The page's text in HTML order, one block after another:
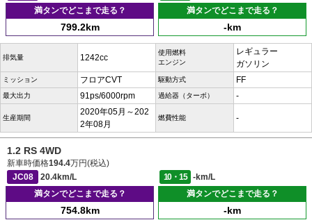
満タンでどこまで走る？
799.2km
満タンでどこまで走る？
-km
排気量 1242cc
使用燃料
エンジン
レギュラー
ガソリン
ミッション フロアCVT 駆動方式 FF
最大出力 91ps/6000rpm 過給器（ターボ） -
生産期間
2020年05月～202
2年08月
燃費性能 -
1.2 RS 4WD
新車時価格194.4万円(税込)
JC08
20.4km/L 10・15
-km/L
満タンでどこまで走る？
754.8km
満タンでどこまで走る？
-km